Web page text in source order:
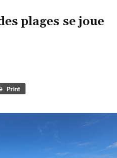
plages se joue
Print